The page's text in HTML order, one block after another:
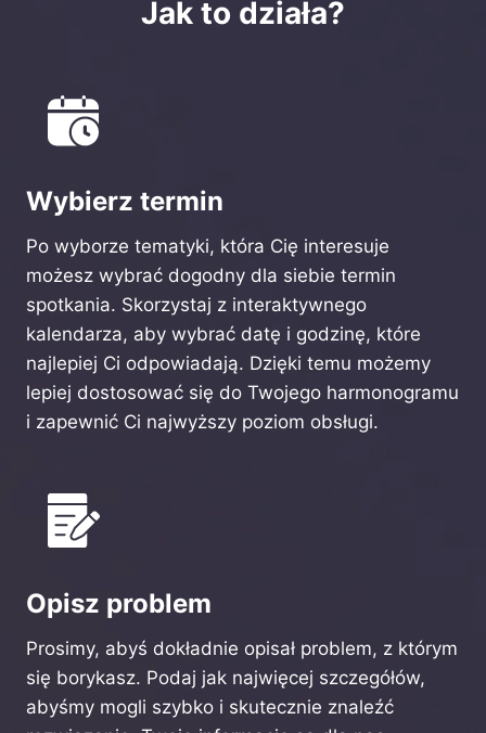
Jak to działa?
Wybierz termin
Po wyborze tematyki, która Cię interesuje
możesz wybrać dogodny dla siebie termin
spotkania. Skorzystaj z interaktywnego
kalendarza, aby wybrać datę i godzinę, które
najlepiej Ci odpowiadają. Dzięki temu możemy
lepiej dostosować się do Twojego harmonogramu
i zapewnić Ci najwyższy poziom obsługi.
Opisz problem
Prosimy, abyś dokładnie opisał problem, z którym
się borykasz. Podaj jak najwięcej szczegółów,
abyśmy mogli szybko i skutecznie znaleźć